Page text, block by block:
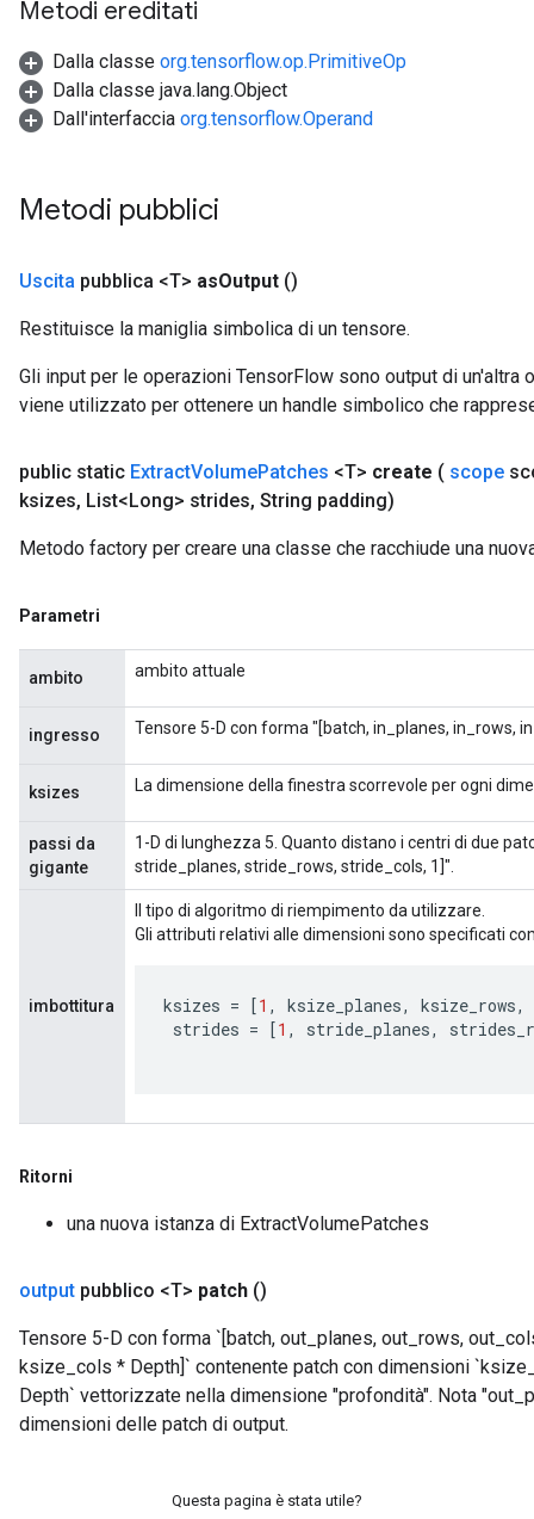
Metodi ereditati
Dalla classe org.tensorflow.op.PrimitiveOp
Dalla classe java.lang.Object
Dall'interfaccia org.tensorflow.Operand
Metodi pubblici
Uscita pubblica <T> asOutput ()
Restituisce la maniglia simbolica di un tensore.
Gli input per le operazioni TensorFlow sono output di un'altra
viene utilizzato per ottenere un handle simbolico che
public static ExtractVolumePatches <T> create ( scope
ksizes, List<Long> strides, String padding)
Metodo factory per creare una classe che racchiude una
Parametri
ambito ambito attuale
ingresso Tensore 5-D con forma "[batch, in_planes, in_rows,
ksizes La dimensione della finestra scorrevole per ogni
passi da
gigante
1-D di lunghezza 5. Quanto distano i centri di due
stride_planes, stride_rows, stride_cols, 1]".
imbottitura
Il tipo di algoritmo di riempimento da utilizzare.
Gli attributi relativi alle dimensioni sono specificati
ksizes = [1 , ksize_planes, ksize_rows,
strides = [1 , stride_planes,
Ritorni
una nuova istanza di ExtractVolumePatches
output pubblico <T> patch ()
Tensore 5-D con forma `[batch, out_planes, out_rows,
ksize_cols * Depth]` contenente patch con dimensioni
Depth` vettorizzate nella dimensione "profondità". Nota
dimensioni delle patch di output.
Questa pagina è stata utile?